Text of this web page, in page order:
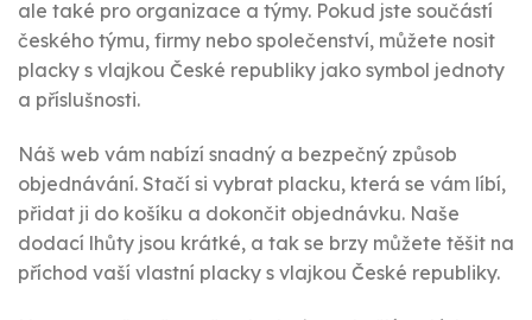
ale také pro organizace a týmy. Pokud jste součástí
českého týmu, firmy nebo společenství, můžete nosit
placky s vlajkou České republiky jako symbol jednoty
a příslušnosti.
Náš web vám nabízí snadný a bezpečný způsob
objednávání. Stačí si vybrat placku, která se vám líbí,
přidat ji do košíku a dokončit objednávku. Naše
dodací lhůty jsou krátké, a tak se brzy můžete těšit na
příchod vaší vlastní placky s vlajkou České republiky.